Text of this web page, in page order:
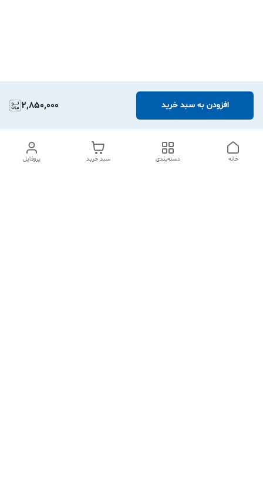
2,850,000 افزودن به سبد خرید
پروفایل سبد خرید دسته‌بندی خانه